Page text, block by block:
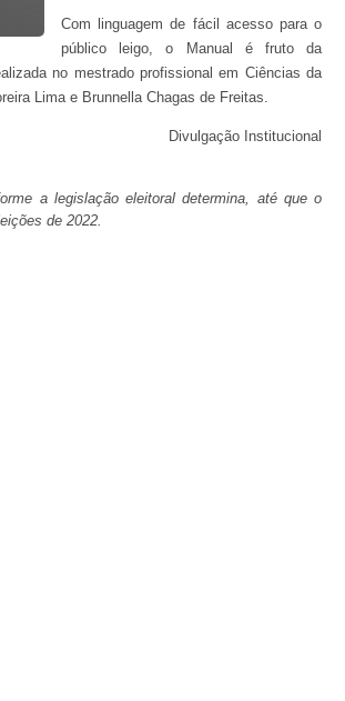
Com linguagem de fácil acesso para o
público leigo, o Manual é fruto da
no mestrado profissional em Ciências da
Lima e Brunnella Chagas de Freitas.
Divulgação Institucional
a legislação eleitoral determina, até que o
de 2022.